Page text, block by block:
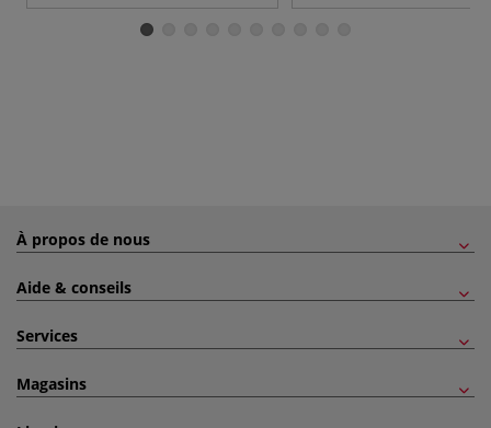
À propos de nous
Aide & conseils
Services
Magasins